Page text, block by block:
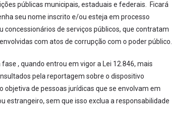
públicas municipais, estaduais e federais. Ficará
seu nome inscrito e/ou esteja em processo
de serviços públicos, que contratam
com atos de corrupção com o poder público.
, quando entrou em vigor a Lei 12.846, mais
pela reportagem sobre o dispositivo
de pessoas jurídicas que se envolvam em
estrangeiro, sem que isso exclua a responsabilidade